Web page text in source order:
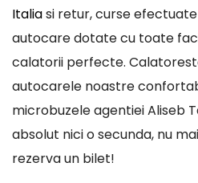
Italiasi retur, curse
autocare dotate cu toate
calatorii perfecte.
autocarele noastre
microbuzele agentiei Aliseb
absolut nici o secunda, nu
rezerva un bilet!